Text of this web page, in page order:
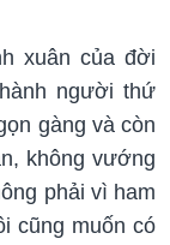
xuân của đời
người thứ
gàng và còn
không vướng
phải vì ham
cũng muốn có